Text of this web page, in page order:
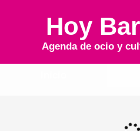
Hoy
Agenda de ocio y